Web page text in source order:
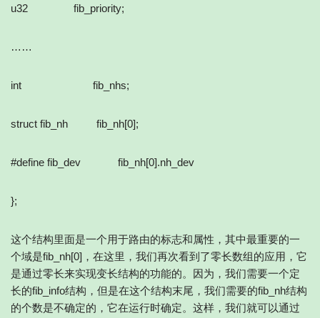
u32 fib_priority;
……
int fib_nhs;
struct fib_nh fib_nh[0];
#define fib_dev fib_nh[0].nh_dev
};
这个结构里面是一个用于路由的标志和属性，其中最重要的一
个域是fib_nh[0]，在这里，我们再次看到了零长数组的应用，它
是通过零长来实现变长结构的功能的。因为，我们需要一个定
长的fib_info结构，但是在这个结构末尾，我们需要的fib_nh结构
的个数是不确定的，它在运行时确定。这样，我们就可以通过